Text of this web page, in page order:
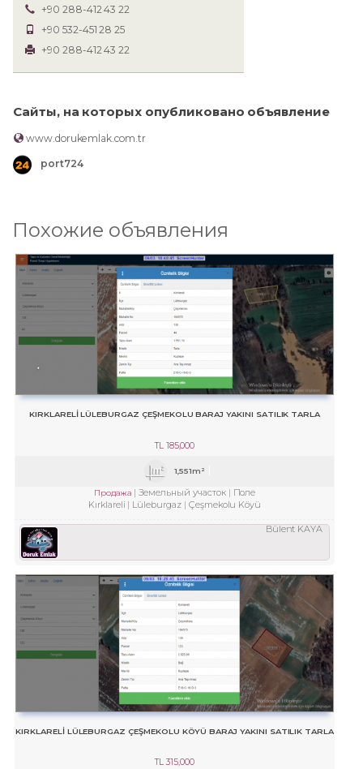
+90 288-412 43 22
+90 532-451 28 25
+90 288-412 43 22
Сайты, на которых опубликовано объявление
www.dorukemlak.com.tr
port724
Похожие объявления
KIRKLARELİ LÜLEBURGAZ ÇEŞMEKOLU BARAJ YAKINI SATILIK TARLA
TL185,000
1,551m²
Продажа Земельный участок
Поле
Kırklareli
Lüleburgaz Çeşmekolu Köyü
Bülent KAYA
KIRKLARELİ LÜLEBURGAZ ÇEŞMEKOLU KÖYÜ BARAJ YAKINI SATILIK TARLA
TL 315,000